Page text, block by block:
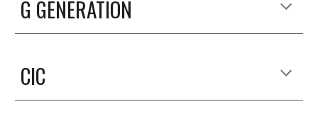
G GENERATION
CIC